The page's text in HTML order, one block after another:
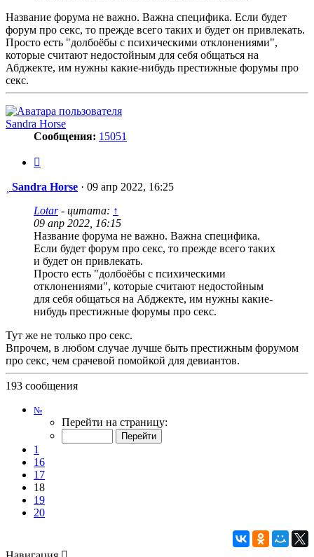
Название форума не важно. Важна специфика. Если будет
форум про секс, то прежде всего таких и будет он привлекать.
Просто есть "долбоёбы с психическими отклонениями",
которые считают недостойным для себя общаться на
Абджекте, им нужны какие-нибудь престижные форумы про
секс.
Sandra Horse
Сообщения: 15051
Сообщение
Sandra Horse · 09 апр 2022, 16:25
Lotar- цитата: ↑
09 апр 2022, 16:15
Название форума не важно. Важна специфика.
Если будет форум про секс, то прежде всего таких
и будет он привлекать.
Просто есть "долбоёбы с психическими
отклонениями", которые считают недостойным
для себя общаться на Абджекте, им нужны какие-
нибудь престижные форумы про секс.
Тут же не только про секс.
Впрочем, в любом случае лучше быть престижным форумом
про секс, чем срачевой помойкой для девиантов.
193 сообщения
№Страница
18
из
Перейти на страницу:
1
16
17
18
19
20